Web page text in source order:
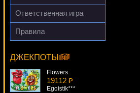
Panamer***
Ответственная игра
Правила
ДЖЕКПОТЫ
Operation Y
ivan-lev***
Flowers
19112 ₽
Egoistik***